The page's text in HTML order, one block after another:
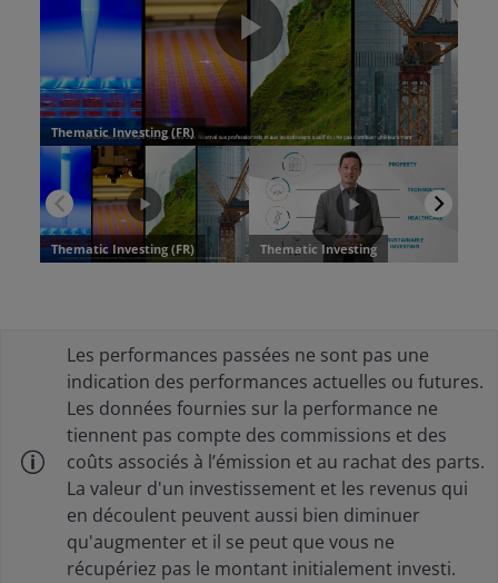
Les performances passées ne sont pas une
indication des performances actuelles ou futures.
Les données fournies sur la performance ne
tiennent pas compte des commissions et des
coûts associés à l’émission et au rachat des parts.
La valeur d'un investissement et les revenus qui
en découlent peuvent aussi bien diminuer
qu'augmenter et il se peut que vous ne
récupériez pas le montant initialement investi.